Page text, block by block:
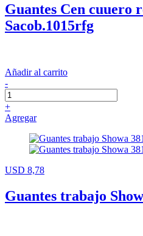
Guantes Cen cuuero
Sacob.1015rfg
Añadir al carrito
-
+
Agregar
USD 8,78
Guantes trabajo